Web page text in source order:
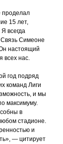
проделал
15 лет,
всегда
Симеоне
настоящий
всех нас.
год подряд
команд Лиги
и мы
максимуму.
в
стадионе.
и
— цитирует